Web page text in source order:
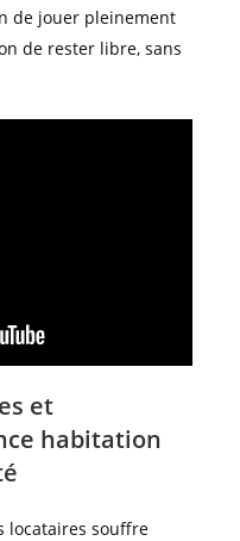
de jouer pleinement
de rester libre, sans
et
habitation
locataires souffre